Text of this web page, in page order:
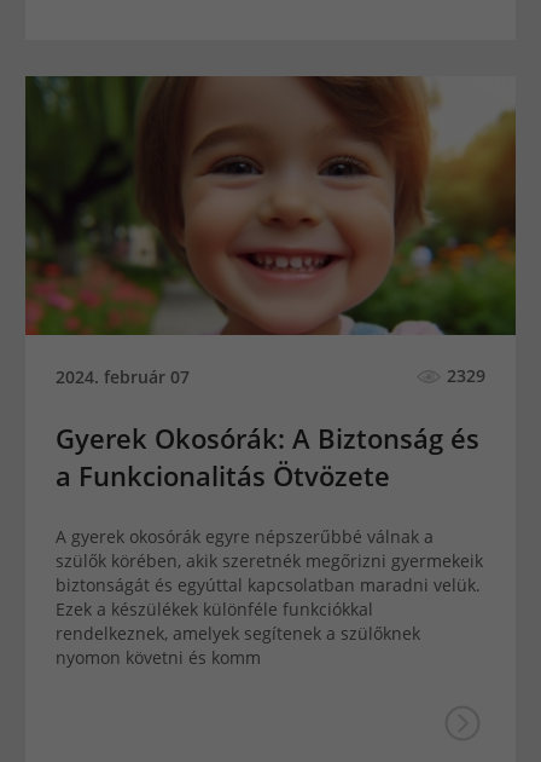
2024. február 07 2329
Gyerek Okosórák: A Biztonság és
a Funkcionalitás Ötvözete
A gyerek okosórák egyre népszerűbbé válnak a
szülők körében, akik szeretnék megőrizni gyermekeik
biztonságát és egyúttal kapcsolatban maradni velük.
Ezek a készülékek különféle funkciókkal
rendelkeznek, amelyek segítenek a szülőknek
nyomon követni és komm